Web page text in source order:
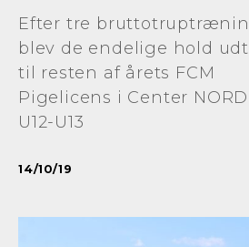
Efter tre
blev de endelige hold
til resten af årets FCM
Pigelicens i Center NORD
U12-U13
14/10/19